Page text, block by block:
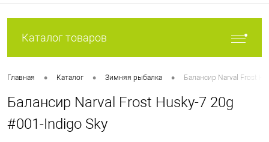
Каталог товаров
Главная • Каталог • Зимняя рыбалка • Балансир Narval Frost
Балансир Narval Frost Husky-7 20g
#001-Indigo Sky